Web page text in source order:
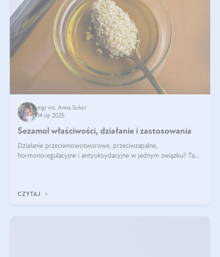
mgr inż. Anna Sobol
14 lip 2025
Sezamol właściwości, działanie i zastosowania
Działanie przeciwnowotworowe, przeciwzapalne,
hormonoregulacyjne i antyoksydacyjne w jednym związku? Tak
CZYTAJ